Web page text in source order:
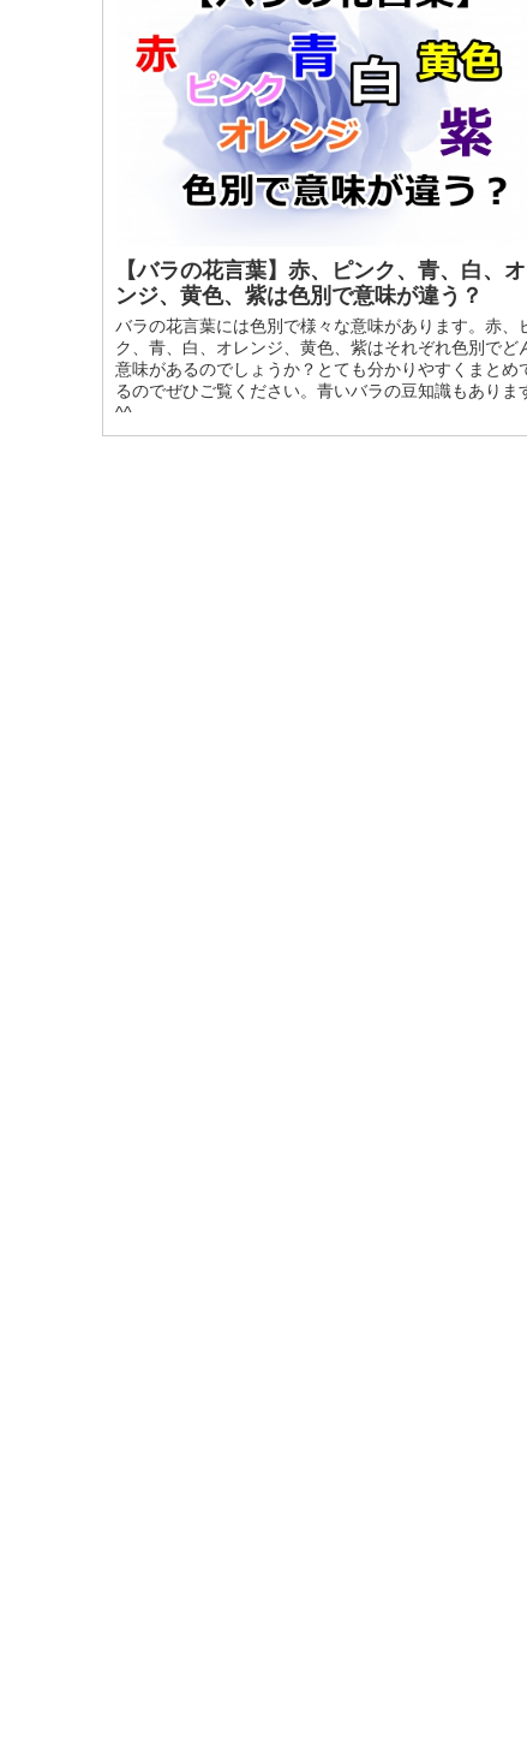
【バラの花言葉】赤、ピンク、青、白、
ンジ、黄色、紫は色別で意味が違う？
バラの花言葉には色別で様々な意味があります。赤、
ク、青、白、オレンジ、黄色、紫はそれぞれ色別でど
意味があるのでしょうか？とても分かりやすくまとめ
るのでぜひご覧ください。青いバラの豆知識もありま
^^